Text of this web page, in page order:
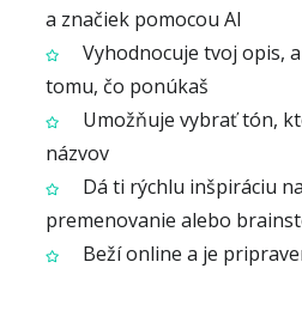
a značiek pomocou AI
Vyhodnocuje tvoj opis,
tomu, čo ponúkaš
Umožňuje vybrať tón,
názvov
Dá ti rýchlu inšpiráciu
premenovanie alebo
Beží online a je